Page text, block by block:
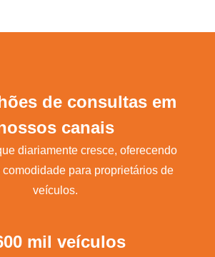
de consultas em
canais
diariamente cresce, oferecendo
para proprietários de
veículos.
mil veículos